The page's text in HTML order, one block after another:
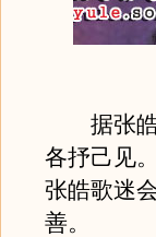
据张皓
各抒己见
张皓歌迷
善。